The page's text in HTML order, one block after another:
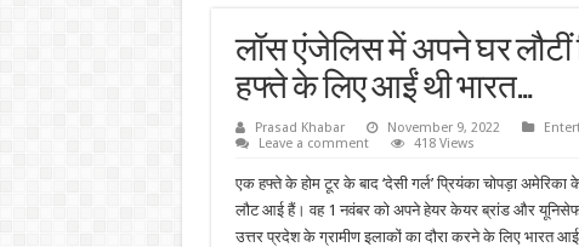
लॉस एंजेलिस में अपने घर लौटीं
हफ्ते के लिए आईं थी भारत…
Prasad Khabar November 9, 2022
Leave a comment
418 Views
एक हफ्ते के होम टूर के बाद ‘देसी गर्ल’ प्रियंका चोपड़ा
लौट आई हैं। वह 1 नवंबर को अपने हेयर केयर ब्रांड और
उत्तर प्रदेश के ग्रामीण इलाकों का दौरा करने के लिए भारत आई